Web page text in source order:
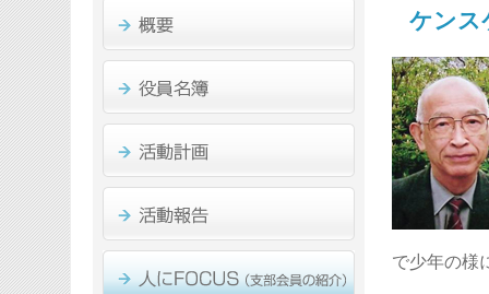
ケンス
で少年の様